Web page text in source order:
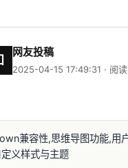
网友投稿
2025-04-15 17:49:31 · 阅读
兼容性,思维导图功能,用
义样式与主题